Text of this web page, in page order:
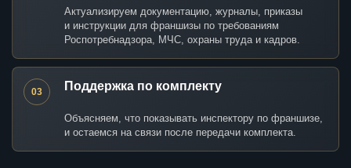
Актуализируем документацию, журналы, приказы
и инструкции для франшизы по требованиям
Роспотребнадзора, МЧС, охраны труда и кадров.
03 Поддержка по комплекту
Объясняем, что показывать инспектору по франшизе,
и остаемся на связи после передачи комплекта.